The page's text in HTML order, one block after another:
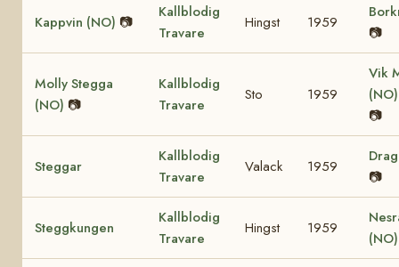
Kappvin (NO) 📷
Kallblodig
Travare
Hingst 1959
📷
Molly Stegga
(NO) 📷
Kallblodig
Travare
Sto 1959
Vik
📷
Steggar
Kallblodig
Travare
Valack 1959
📷
Steggkungen
Kallblodig
Travare
Hingst 1959